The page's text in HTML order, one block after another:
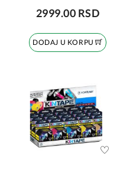
2999.00 RSD
DODAJ U KORPU